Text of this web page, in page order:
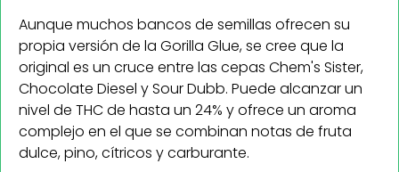
Aunque muchos bancos de semillas ofrecen su
propia versión de la Gorilla Glue, se cree que la
original es un cruce entre las cepas Chem's Sister,
Chocolate Diesel y Sour Dubb. Puede alcanzar un
nivel de THC de hasta un 24% y ofrece un aroma
complejo en el que se combinan notas de fruta
dulce, pino, cítricos y carburante.